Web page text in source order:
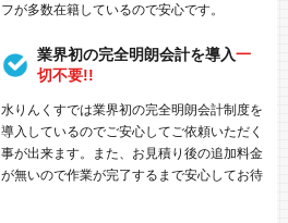
フが多数在籍しているので安心です。
業界初の完全明朗会計を導入一
切不要!!
水りんくすでは業界初の完全明朗会計制度を
導入しているのでご安心してご依頼いただく
事が出来ます。また、お見積り後の追加料金
が無いので作業が完了するまで安心してお待